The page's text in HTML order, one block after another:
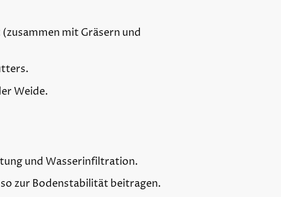
(zusammen mit Gräsern und
Weide.
und Wasserinfiltration.
zur Bodenstabilität beitragen.